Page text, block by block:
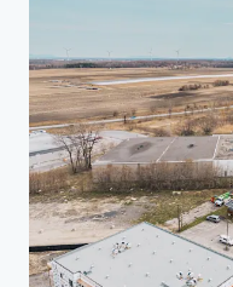
Vos besoins
Entreprise
AVIS DE CONFIDENTIALITÉ
Jones Lang LaSalle (JLL), avec ses
plan de services immobiliers et de